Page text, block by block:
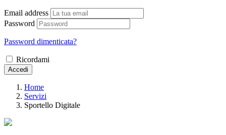
Email address
Password
Password dimenticata?
Ricordami
Accedi
Home
Servizi
Sportello Digitale